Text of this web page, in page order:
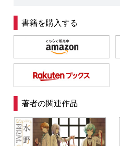
書籍を購入する
著者の関連作品